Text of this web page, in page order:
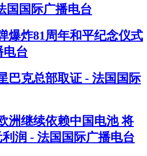
国国际广播电台
爆炸81周年和平纪念仪式
电台
巴克总部取证 - 法国国际
洲继续依赖中国电池 将
润 - 法国国际广播电台